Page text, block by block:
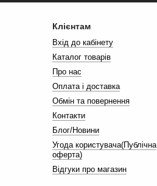
Клієнтам
Вхід до кабінету
Каталог товарів
Про нас
Оплата і доставка
Обмін та повернення
Контакти
Блог/Новини
Угода користувача(Публічна
оферта)
Відгуки про магазин